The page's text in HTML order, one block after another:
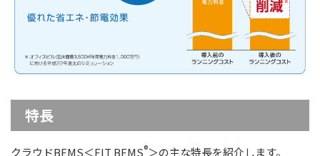
特長
クラウドBEMS＜FIT BEMS®＞の主な特長を紹介します。